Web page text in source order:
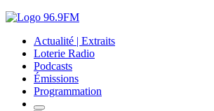
Actualité | Extraits
Loterie Radio
Podcasts
Émissions
Programmation